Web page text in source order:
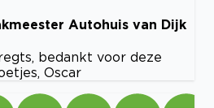
Autohuis van Dijk
bedankt voor deze
Oscar